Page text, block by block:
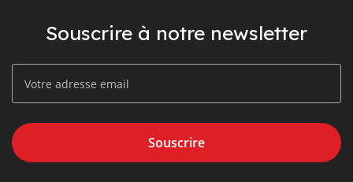
Souscrire à notre newsletter
Souscrire